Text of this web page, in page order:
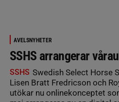
AVELSNYHETER
SSHS arrangerar
SSHS Swedish Select Horse
Lisen Bratt Fredricson och
utökar nu onlinekonceptet